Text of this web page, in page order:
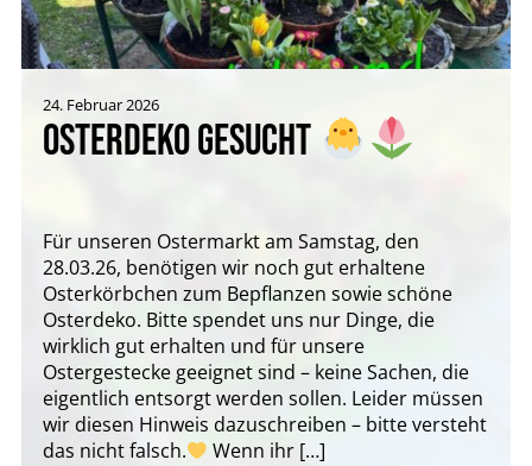
24. Februar 2026
OSTERDEKO GESUCHT
Für unseren Ostermarkt am Samstag, den
28.03.26, benötigen wir noch gut erhaltene
Osterkörbchen zum Bepflanzen sowie schöne
Osterdeko. Bitte spendet uns nur Dinge, die
wirklich gut erhalten und für unsere
Ostergestecke geeignet sind – keine Sachen, die
eigentlich entsorgt werden sollen. Leider müssen
wir diesen Hinweis dazuschreiben – bitte versteht
das nicht falsch.
Wenn ihr […]